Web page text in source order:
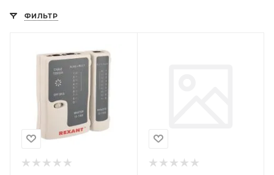
ФИЛЬТР